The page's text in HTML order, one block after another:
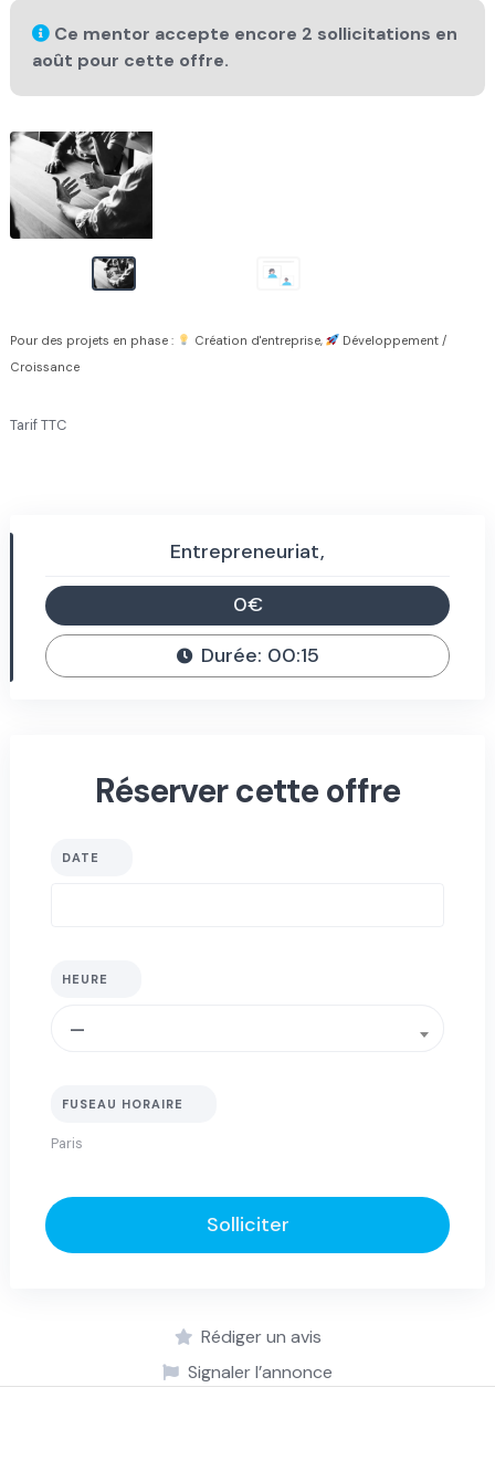
Ce mentor accepte encore 2 sollicitations en
août pour cette offre.
Pour des projets en phase : Création d'entreprise,
Développement /
Croissance
Tarif TTC
Entrepreneuriat,
0€
Durée: 00:15
Réserver cette offre
DATE
HEURE
—
FUSEAU HORAIRE
Solliciter
Rédiger un avis
Signaler l’annonce